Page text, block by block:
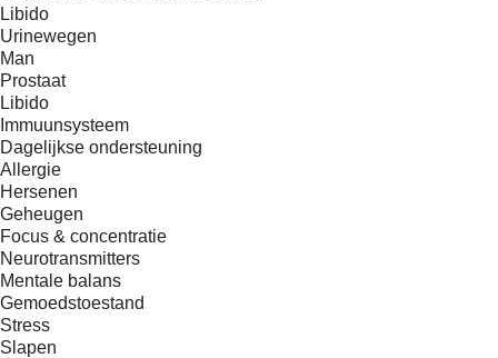
Libido
Urinewegen
Man
Prostaat
Libido
Immuunsysteem
Dagelijkse ondersteuning
Allergie
Hersenen
Geheugen
Focus & concentratie
Neurotransmitters
Mentale balans
Gemoedstoestand
Stress
Slapen